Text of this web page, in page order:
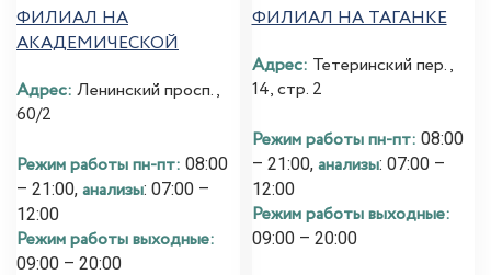
ФИЛИАЛ НА
АКАДЕМИЧЕСКОЙ
Адрес: Ленинский просп.,
60/2
Режим работы пн-пт: 08:00
– 21:00, анализы: 07:00 –
12:00
Режим работы выходные:
09:00 – 20:00
ФИЛИАЛ НА ТАГАНКЕ
Адрес: Тетеринский пер.,
14, стр. 2
Режим работы пн-пт: 08:00
– 21:00, анализы: 07:00 –
12:00
Режим работы выходные:
09:00 – 20:00